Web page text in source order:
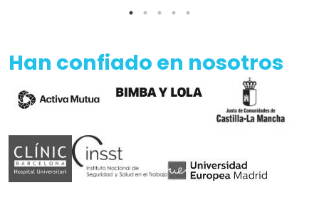
Han confiado en nosotros